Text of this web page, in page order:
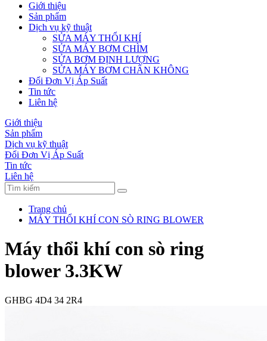
Giới thiệu
Sản phẩm
Dịch vụ kỹ thuật
SỬA MÁY THỔI KHÍ
SỬA MÁY BƠM CHÌM
SỬA BƠM ĐỊNH LƯỢNG
SỬA MÁY BƠM CHÂN KHÔNG
Đổi Đơn Vị Áp Suất
Tin tức
Liên hệ
Giới thiệu
Sản phẩm
Dịch vụ kỹ thuật
Đổi Đơn Vị Áp Suất
Tin tức
Liên hệ
Trang chủ
MÁY THỔI KHÍ CON SÒ RING BLOWER
Máy thổi khí con sò ring
blower 3.3KW
GHBG 4D4 34 2R4